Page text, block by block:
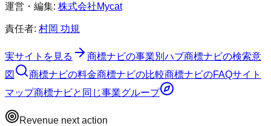
運営・編集: 株式会社Mycat
責任者: 村岡 功規
実サイトを見る 商標ナビの事業別ハブ商標ナビの検索意
図
商標ナビの料金商標ナビの比較商標ナビのFAQサイト
マップ商標ナビと同じ事業グループ
Revenue next action